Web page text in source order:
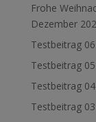
Frohe
Dezember
Testbeitrag 06
Testbeitrag 05
Testbeitrag 04
Testbeitrag 03